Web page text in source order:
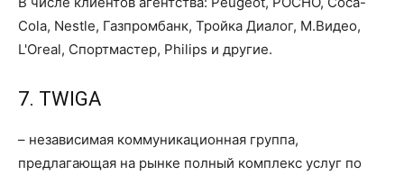
Cola, Nestle, Газпромбанк, Тройка Диалог, М.Видео,
L'Oreal, Спортмастер, Philips и другие.
7. TWIGA
– независимая коммуникационная группа,
предлагающая на рынке полный комплекс услуг по